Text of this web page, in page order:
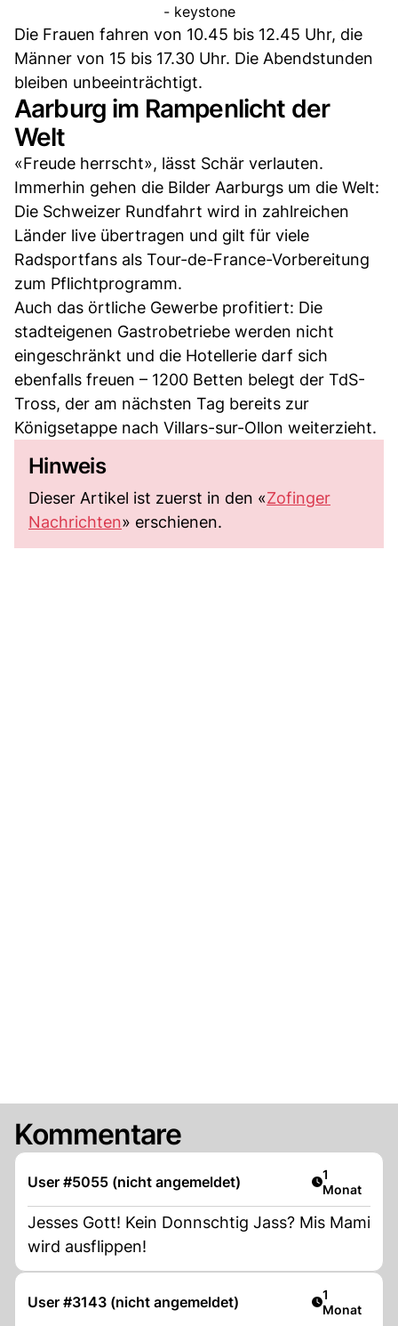
- keystone
Die Frauen fahren von 10.45 bis 12.45 Uhr, die
Männer von 15 bis 17.30 Uhr. Die Abendstunden
bleiben unbeeinträchtigt.
Aarburg im Rampenlicht der
Welt
«Freude herrscht», lässt Schär verlauten.
Immerhin gehen die Bilder Aarburgs um die Welt:
Die Schweizer Rundfahrt wird in zahlreichen
Länder live übertragen und gilt für viele
Radsportfans als Tour-de-France-Vorbereitung
zum Pflichtprogramm.
Auch das örtliche Gewerbe profitiert: Die
stadteigenen Gastrobetriebe werden nicht
eingeschränkt und die Hotellerie darf sich
ebenfalls freuen – 1200 Betten belegt der TdS-
Tross, der am nächsten Tag bereits zur
Königsetappe nach Villars-sur-Ollon weiterzieht.
Hinweis
Dieser Artikel ist zuerst in den «Zofinger
Nachrichten» erschienen.
Kommentare
User #5055 (nicht angemeldet) Artikel
1
Monat
Jesses Gott! Kein Donnschtig Jass? Mis Mami
wird ausflippen!
User #3143 (nicht angemeldet) Artikel
1
Monat